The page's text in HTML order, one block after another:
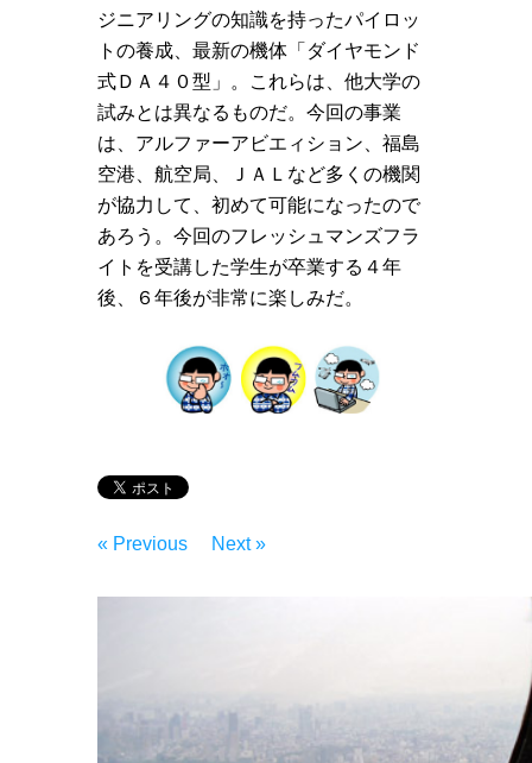
ジニアリングの知識を持ったパイロッ
トの養成、最新の機体「ダイヤモンド
式ＤＡ４０型」。これらは、他大学の
試みとは異なるものだ。今回の事業
は、アルファーアビエィション、福島
空港、航空局、ＪＡＬなど多くの機関
が協力して、初めて可能になったので
あろう。今回のフレッシュマンズフラ
イトを受講した学生が卒業する４年
後、６年後が非常に楽しみだ。
« Previous Next »